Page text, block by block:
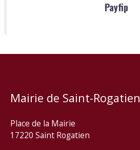
Payfip
Mairie de Saint-Rogatien
Place de la Mairie
17220 Saint Rogatien